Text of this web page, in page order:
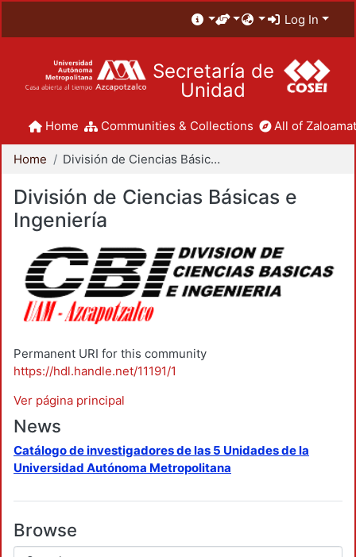
Log In
Secretaría de
Unidad
Home Communities & Collections All of
Home División de Ciencias Básicas e Ingeniería
División de Ciencias Básicas e
Ingeniería
Permanent URI for this community
https://hdl.handle.net/11191/1
Ver página principal
News
Catálogo de investigadores de las 5 Unidades de la
Universidad Autónoma Metropolitana
Browse